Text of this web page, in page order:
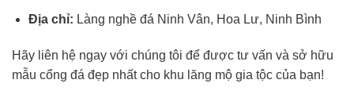
Địa chỉ: Làng nghề đá Ninh Vân, Hoa Lư, Ninh Bình
Hãy liên hệ ngay với chúng tôi để được tư vấn và sở hữu
mẫu cổng đá đẹp nhất cho khu lăng mộ gia tộc của bạn!